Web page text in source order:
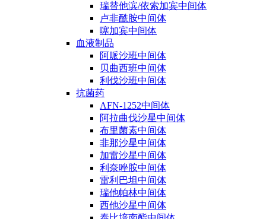
瑞替他滨/依索加宾中间体
卢非酰胺中间体
噻加宾中间体
血液制品
阿哌沙班中间体
贝曲西班中间体
利伐沙班中间体
抗菌药
AFN-1252中间体
阿拉曲伐沙星中间体
布里菌素中间体
非那沙星中间体
加雷沙星中间体
利奈唑胺中间体
雷利巴坦中间体
瑞他帕林中间体
西他沙星中间体